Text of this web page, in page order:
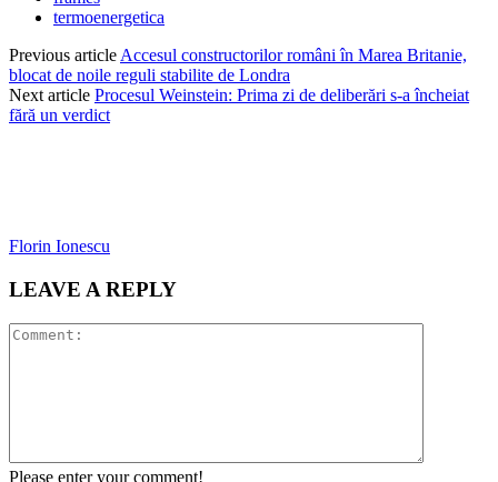
termoenergetica
Previous article Accesul constructorilor români în Marea Britanie,
blocat de noile reguli stabilite de Londra
Next article Procesul Weinstein: Prima zi de deliberări s-a încheiat
fără un verdict
Florin Ionescu
LEAVE A REPLY
Please enter your comment!